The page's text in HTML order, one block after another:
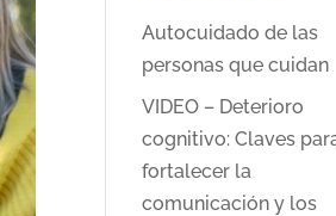
Autocuidado de las
personas que cuidan
VIDEO – Deterioro
cognitivo: Claves
fortalecer la
comunicación y los